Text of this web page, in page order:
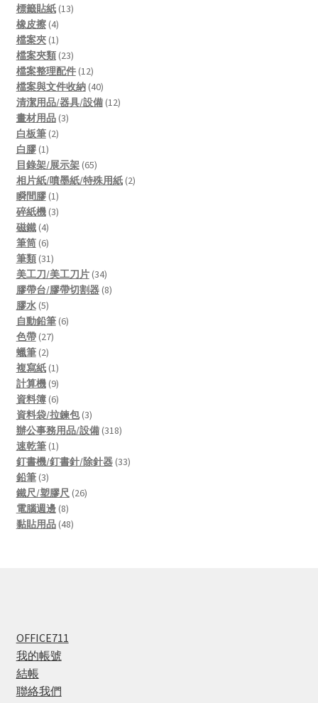
標籤貼紙 1313
橡皮擦 44
products
檔案夾 11
product
檔案夾類 2323
products
檔案整理配件 1212
products
檔案與文件收納 4040
products
清潔用品/器具/設備 1212
畫材用品 33
白板筆 22
白膠 11
product
目錄架/展示架 6565
products
相片紙/噴墨紙/特殊用紙 22
瞬間膠 11
product
碎紙機 33
磁鐵 44
products
筆筒 66
products
筆類 3131
products
美工刀/美工刀片 3434
products
膠帶台/膠帶切割器 88
膠水 55
products
自動鉛筆 66
色帶 2727
蠟筆 22
products
複寫紙 11
product
計算機 99
products
資料簿 66
products
資料袋/拉鍊包 33
products
辦公事務用品/設備 318318
速乾筆 11
product
釘書機/釘書針/除針器 3333
鉛筆 33
products
鐵尺/塑膠尺 2626
電腦週邊 88
products
黏貼用品 4848
OFFICE711
我的帳號
結帳
聯絡我們